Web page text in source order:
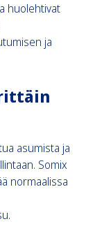
huolehtivat
ja
asumista ja
Somix
normaalissa